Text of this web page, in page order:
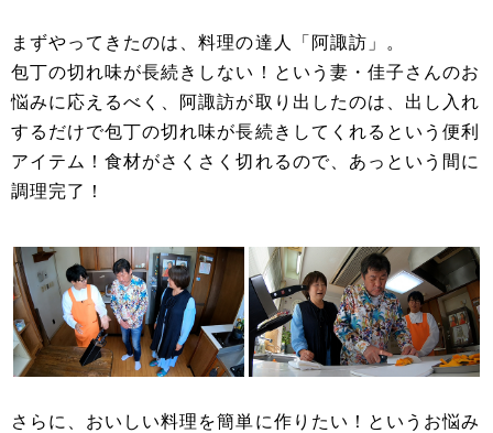
まずやってきたのは、料理の達人「阿諏訪」。
包丁の切れ味が長続きしない！という妻・佳子さんのお
悩みに応えるべく、阿諏訪が取り出したのは、出し入れ
するだけで包丁の切れ味が長続きしてくれるという便利
アイテム！食材がさくさく切れるので、あっという間に
調理完了！
さらに、おいしい料理を簡単に作りたい！というお悩み